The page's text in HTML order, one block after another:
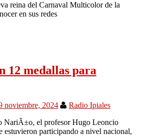
reina del Carnaval Multicolor de la
en sus redes
12 medallas para
noviembre, 2024
Radio Ipiales
NariÃ±o, el profesor Hugo Leoncio
participando a nivel nacional,